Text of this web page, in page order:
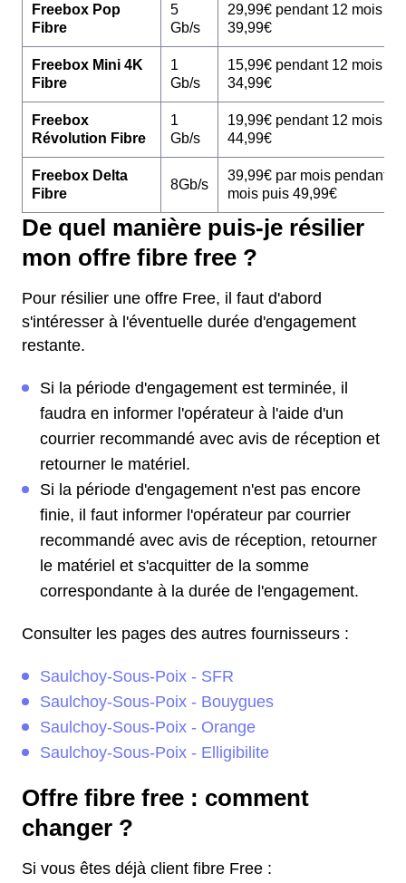
Freebox Pop
Fibre
5
Gb/s
29,99€ pendant 12 mois
39,99€
Freebox Mini 4K
Fibre
1
Gb/s
15,99€ pendant 12 mois
34,99€
Freebox
Révolution Fibre
1
Gb/s
19,99€ pendant 12 mois
44,99€
Freebox Delta
Fibre
8Gb/s
39,99€ par mois pendant 12
mois puis 49,99€
De quel manière puis-je résilier
mon offre fibre free ?
Pour résilier une offre Free, il faut d'abord
s'intéresser à l'éventuelle durée d'engagement
restante.
Si la période d'engagement est terminée, il
faudra en informer l'opérateur à l'aide d'un
courrier recommandé avec avis de réception et
retourner le matériel.
Si la période d'engagement n'est pas encore
finie, il faut informer l'opérateur par courrier
recommandé avec avis de réception, retourner
le matériel et s'acquitter de la somme
correspondante à la durée de l'engagement.
Consulter les pages des autres fournisseurs :
Saulchoy-Sous-Poix - SFR
Saulchoy-Sous-Poix - Bouygues
Saulchoy-Sous-Poix - Orange
Saulchoy-Sous-Poix - Elligibilite
Offre fibre free : comment
changer ?
Si vous êtes déjà client fibre Free :